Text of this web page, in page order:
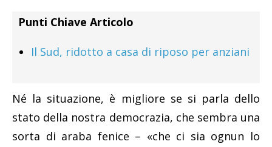
Punti Chiave Articolo
Il Sud, ridotto a casa di riposo per anziani
Né la situazione, è migliore se si parla dello
stato della nostra democrazia, che sembra una
sorta di araba fenice – «che ci sia ognun lo